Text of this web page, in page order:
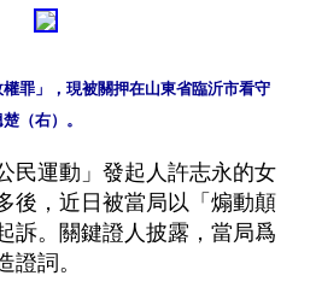
罪」，現被關押在山東省臨沂市看守
民運動」發起人許志永的女
後，近日被當局以「煽動顛
訴。關鍵證人披露，當局爲
證詞。